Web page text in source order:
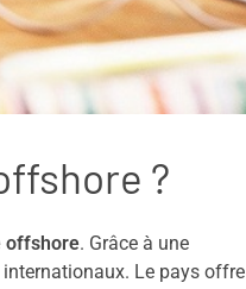
?
offshore. Grâce à une
Le pays offre